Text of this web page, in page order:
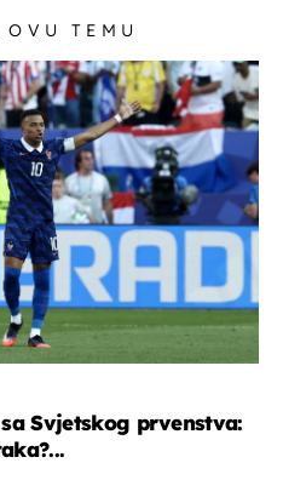
OVU TEMU
Svjetskog prvenstva: